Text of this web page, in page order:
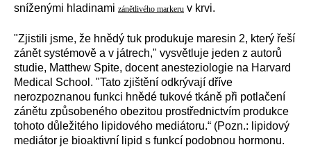
sníženými hladinami zánětlivého markeru v krvi.
"Zjistili jsme, že hnědý tuk produkuje maresin 2, který řeší
zánět systémově a v játrech," vysvětluje jeden z autorů
studie, Matthew Spite, docent anesteziologie na Harvard
Medical School. "Tato zjištění odkrývají dříve
nerozpoznanou funkci hnědé tukové tkáně při potlačení
zánětu způsobeného obezitou prostřednictvím produkce
tohoto důležitého lipidového mediátoru.“ (Pozn.: l ipidový
mediátor je bioaktivní lipid s funkcí podobnou hormonu.